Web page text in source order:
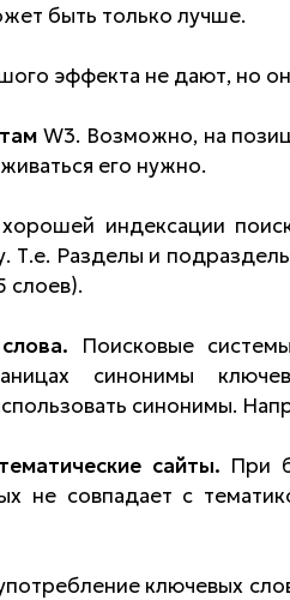
быть только лучше.
эффекта не дают, но он
W3. Возможно, на
его нужно.
индексации
Т.е. Разделы и
слоев).
Поисковые
синонимы
синонимы.
сайты. При
не совпадает с
ключевых